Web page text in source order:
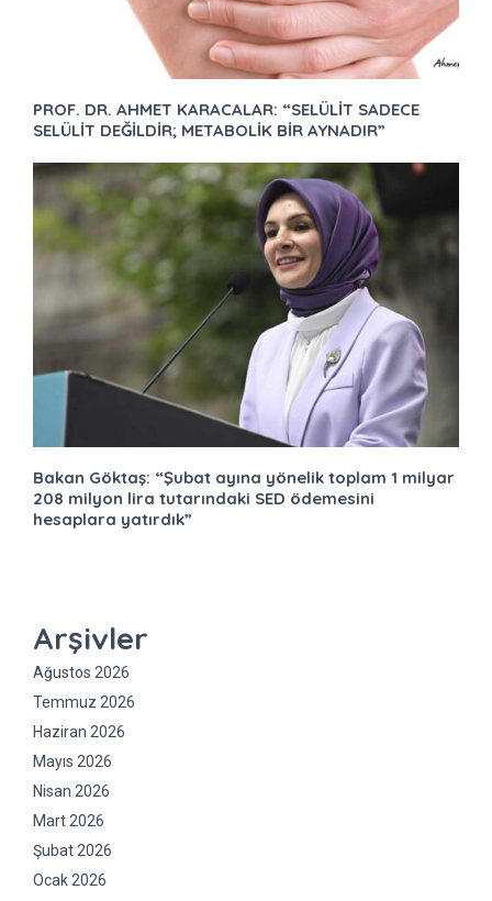
PROF. DR. AHMET KARACALAR: “SELÜLİT SADECE
SELÜLİT DEĞİLDİR; METABOLİK BİR AYNADIR”
Bakan Göktaş: “Şubat ayına yönelik toplam 1 milyar
208 milyon lira tutarındaki SED ödemesini
hesaplara yatırdık”
Arşivler
Ağustos 2026
Temmuz 2026
Haziran 2026
Mayıs 2026
Nisan 2026
Mart 2026
Şubat 2026
Ocak 2026